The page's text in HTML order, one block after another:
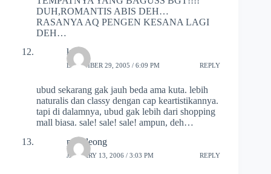
DUH,ROMANTIS ABIS DEH…
RASANYA AQ PENGEN KESANA LAGI
DEH…
krov
DECEMBER 29, 2005 / 6:09 PM REPLY
ubud sekarang gak jauh beda ama kuta. lebih
naturalis dan classy dengan cap keartistikannya.
tapi di dalamnya, ubud gak lebih dari shopping
mall biasa. sale! sale! sale! ampun, deh…
putu leong
JANUARY 13, 2006 / 3:03 PM REPLY